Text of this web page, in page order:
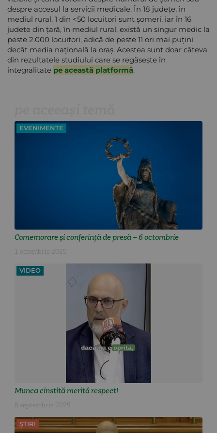
despre accesul la servicii medicale. În 18 județe, în
mediul rural, 1 din <50 locuitori sunt șomeri, iar în 16
județe din țară, în mediul rural, există un singur medic la
peste 2.000 locuitori, adică de peste 11 ori mai puțini
decât media națională la oraș. Acestea sunt doar câteva
din rezultatele studiului care se regăsește în
integralitate pe această platformă.
EVENIMENTE
Comemorare și conferință de presă – 6 octombrie
1 octombrie 2025
VIDEO
Munca cinstită merită respect!
8 septembrie 2025
ȘTIRI